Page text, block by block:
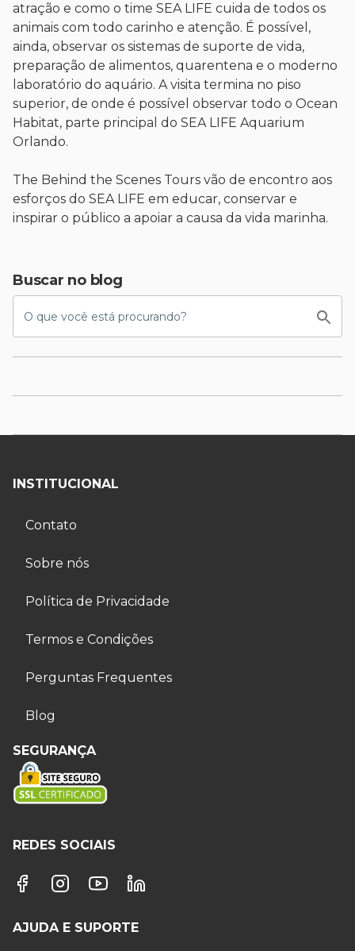
atração e como o time SEA LIFE cuida de todos os
animais com todo carinho e atenção. É possível,
ainda, observar os sistemas de suporte de vida,
preparação de alimentos, quarentena e o moderno
laboratório do aquário. A visita termina no piso
superior, de onde é possível observar todo o Ocean
Habitat, parte principal do SEA LIFE Aquarium
Orlando.
The Behind the Scenes Tours vão de encontro aos
esforços do SEA LIFE em educar, conservar e
inspirar o público a apoiar a causa da vida marinha.
Buscar no blog
INSTITUCIONAL
Contato
Sobre nós
Política de Privacidade
Termos e Condições
Perguntas Frequentes
Blog
SEGURANÇA
REDES SOCIAIS
AJUDA E SUPORTE